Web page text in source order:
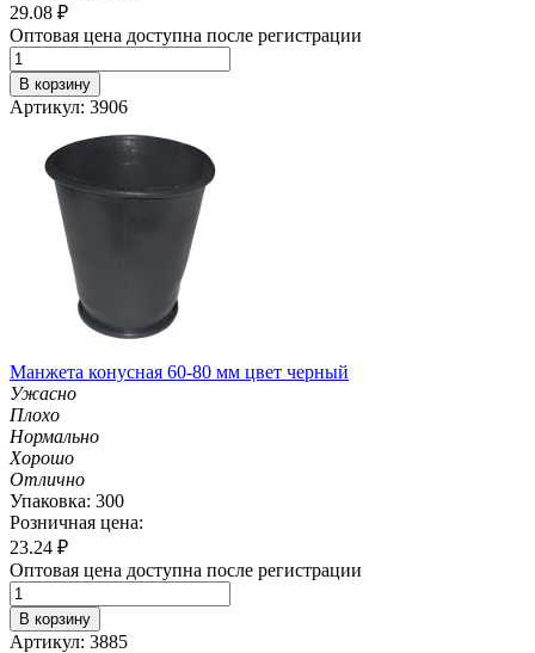
29.08 ₽
Оптовая цена доступна после регистрации
В корзину
Артикул: 3906
Манжета конусная 60-80 мм цвет черный
Ужасно
Плохо
Нормально
Хорошо
Отлично
Упаковка: 300
Розничная цена:
23.24 ₽
Оптовая цена доступна после регистрации
В корзину
Артикул: 3885